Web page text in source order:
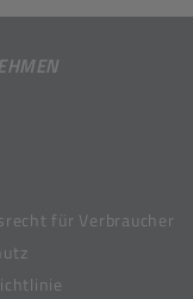
für Verbraucher